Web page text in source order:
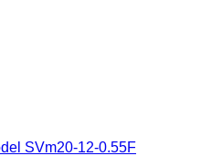
SVm20-12-0.55F